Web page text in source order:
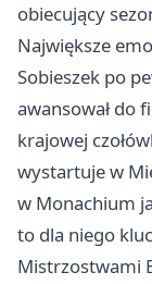
obiecujący
Największe
Sobieszek po
awansował do
krajowej
wystartuje w
w Monachium
to dla niego
Mistrzostwami